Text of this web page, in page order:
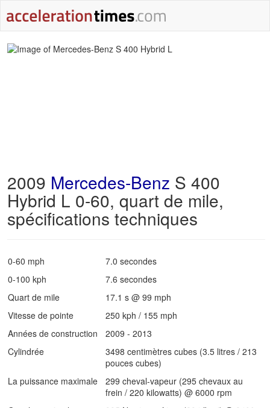
2009 Mercedes-Benz S 400
Hybrid L 0-60, quart de mile,
spécifications techniques
0-60 mph
7.0 secondes
0-100 kph
7.6 secondes
Quart de mile
17.1 s @ 99 mph
Vitesse de pointe
250 kph / 155 mph
Années de construction
2009 - 2013
Cylindrée
3498 centimètres cubes (3.5 litres / 213
pouces cubes)
La puissance maximale
299 cheval-vapeur (295 chevaux au
frein / 220 kilowatts) @ 6000 rpm